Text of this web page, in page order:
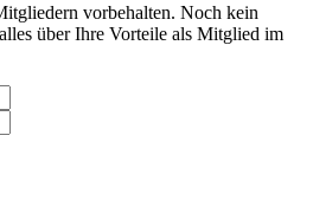
vorbehalten. Noch kein
über Ihre Vorteile als Mitglied im